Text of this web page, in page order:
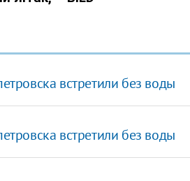
встретили без воды
встретили без воды